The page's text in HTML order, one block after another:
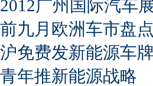
2012广州国际汽车
前九月欧洲车市盘点
沪免费发新能源车牌
青年推新能源战略